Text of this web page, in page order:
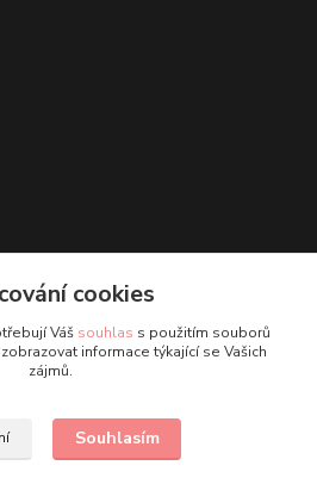
127
Ne, 8-14 hod.)
cookies
Váš souhlas s použitím souborů
informace týkající se Vašich
zájmů.
Souhlasím